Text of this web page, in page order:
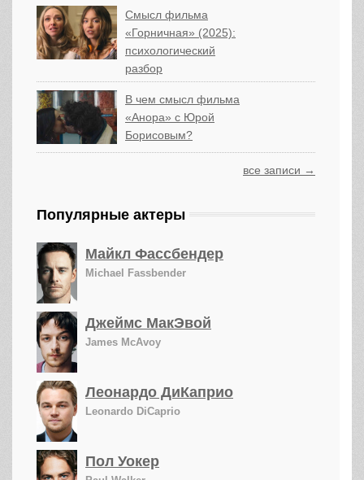
Смысл фильма
«Горничная» (2025):
психологический
разбор
В чем смысл фильма
«Анора» с Юрой
Борисовым?
все записи →
Популярные актеры
Майкл Фассбендер
Michael Fassbender
Джеймс МакЭвой
James McAvoy
Леонардо ДиКаприо
Leonardo DiCaprio
Пол Уокер